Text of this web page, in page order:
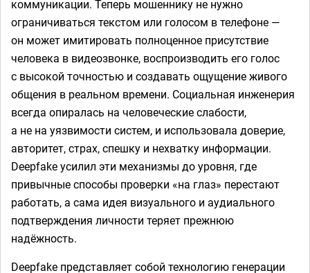
коммуникации. Теперь мошеннику не нужно
ограничиваться текстом или голосом в телефоне —
он может имитировать полноценное присутствие
человека в видеозвонке, воспроизводить его голос
с высокой точностью и создавать ощущение живого
общения в реальном времени. Социальная инженерия
всегда опиралась на человеческие слабости,
а не на уязвимости систем, и использовала доверие,
авторитет, страх, спешку и нехватку информации.
Deepfake усилил эти механизмы до уровня, где
привычные способы проверки «на глаз» перестают
работать, а сама идея визуального и аудиального
подтверждения личности теряет прежнюю
надёжность.
Deepfake представляет собой технологию генерации